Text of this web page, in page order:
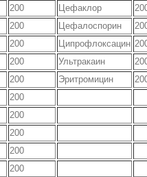
200 Цефаклор
200 Цефалоспорин
200 Ципрофлоксацин
200 Ультракаин
200 Эритромицин
200
200
200
200
200